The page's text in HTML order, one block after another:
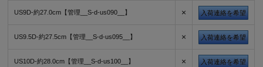
US9D-約27.0cm【管理__S-d-us090__】 × 入荷連絡を希望
US9.5D-約27.5cm【管理__S-d-us095__】 × 入荷連絡を希望
US10D-約28.0cm【管理__S-d-us100__】 × 入荷連絡を希望